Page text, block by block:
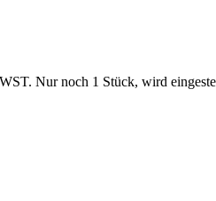
Nur noch 1 Stück, wird